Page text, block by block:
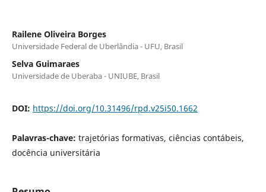
Railene Oliveira Borges
Universidade Federal de Uberlândia - UFU, Brasil
Selva Guimaraes
Universidade de Uberaba - UNIUBE, Brasil
DOI: https://doi.org/10.31496/rpd.v25i50.1662
Palavras-chave: trajetórias formativas, ciências contábeis,
docência universitária